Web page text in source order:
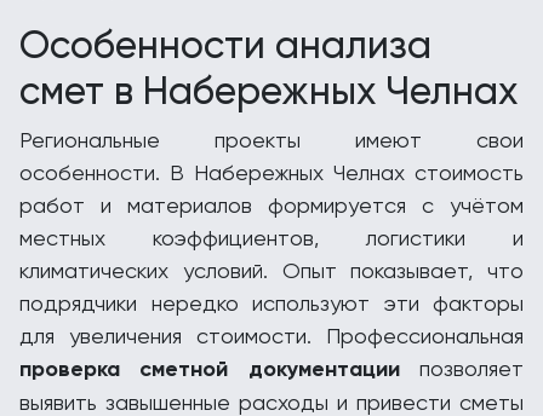
Особенности анализа
смет в Набережных Челнах
Региональные проекты имеют свои
особенности. В Набережных Челнах стоимость
работ и материалов формируется с учётом
местных коэффициентов, логистики и
климатических условий. Опыт показывает, что
подрядчики нередко используют эти факторы
для увеличения стоимости. Профессиональная
проверка сметной документациипозволяет
выявить завышенные расходы и привести сметы